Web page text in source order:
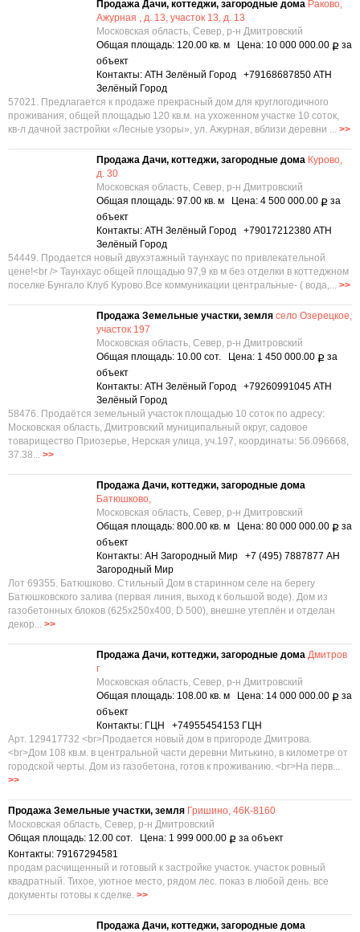
Продажа Дачи, коттеджи, загородные дома Раково,
Ажурная , д. 13, участок 13, д. 13
Московская область, Север, р-н Дмитровский
Общая площадь: 120.00 кв. м Цена: 10 000 000.00 Р за
объект
Контакты: АТН Зелёный Город +79168687850 АТН
Зелёный Город
57021. Предлагается к продаже прекрасный дом для круглогодичного
проживания, общей площадью 120 кв.м. на ухоженном участке 10 соток,
кв-л дачной застройки «Лесные узоры», ул. Ажурная, вблизи деревни ... >>
Продажа Дачи, коттеджи, загородные дома Курово,
д. 30
Московская область, Север, р-н Дмитровский
Общая площадь: 97.00 кв. м Цена: 4 500 000.00 Р за
объект
Контакты: АТН Зелёный Город +79017212380 АТН
Зелёный Город
54449. Продается новый двухэтажный таунхаус по привлекательной
цене!<br /> Таунхаус общей площадью 97,9 кв м без отделки в коттеджном
поселке Бунгало Клуб Курово.Все коммуникации центральные- ( вода,... >>
Продажа Земельные участки, земля село Озерецкое,
участок 197
Московская область, Север, р-н Дмитровский
Общая площадь: 10.00 сот. Цена: 1 450 000.00 Р за
объект
Контакты: АТН Зелёный Город +79260991045 АТН
Зелёный Город
58476. Продаётся земельный участок площадью 10 соток по адресу:
Московская область, Дмитровский муниципальный округ, садовое
товарищество Приозерье, Нерская улица, уч.197, координаты: 56.096668,
37.38... >>
Продажа Дачи, коттеджи, загородные дома
Батюшково,
Московская область, Север, р-н Дмитровский
Общая площадь: 800.00 кв. м Цена: 80 000 000.00 Р за
объект
Контакты: АН Загородный Мир +7 (495) 7887877 АН
Загородный Мир
Лот 69355. Батюшково. Стильный Дом в старинном селе на берегу
Батюшковского залива (первая линия, выход к большой воде). Дом из
газобетонных блоков (625х250х400, D 500), внешне утеплён и отделан
декор... >>
Продажа Дачи, коттеджи, загородные дома Дмитров
г
Московская область, Север, р-н Дмитровский
Общая площадь: 108.00 кв. м Цена: 14 000 000.00 Р за
объект
Контакты: ГЦН +74955454153 ГЦН
Арт. 129417732 <br>Продается новый дом в пригороде Дмитрова.
<br>Дом 108 кв.м. в центральной части деревни Митькино, в километре от
городской черты. Дом из газобетона, готов к проживанию. <br>На перв...
>>
Продажа Земельные участки, земля Гришино, 46К-8160
Московская область, Север, р-н Дмитровский
Общая площадь: 12.00 сот. Цена: 1 999 000.00 Р за объект
Контакты: 79167294581
продам расчищенный и готовый к застройке участок. участок ровный
квадратный. Тихое, уютное место, рядом лес. показ в любой день. все
документы готовы к сделке. >>
Продажа Дачи, коттеджи, загородные дома